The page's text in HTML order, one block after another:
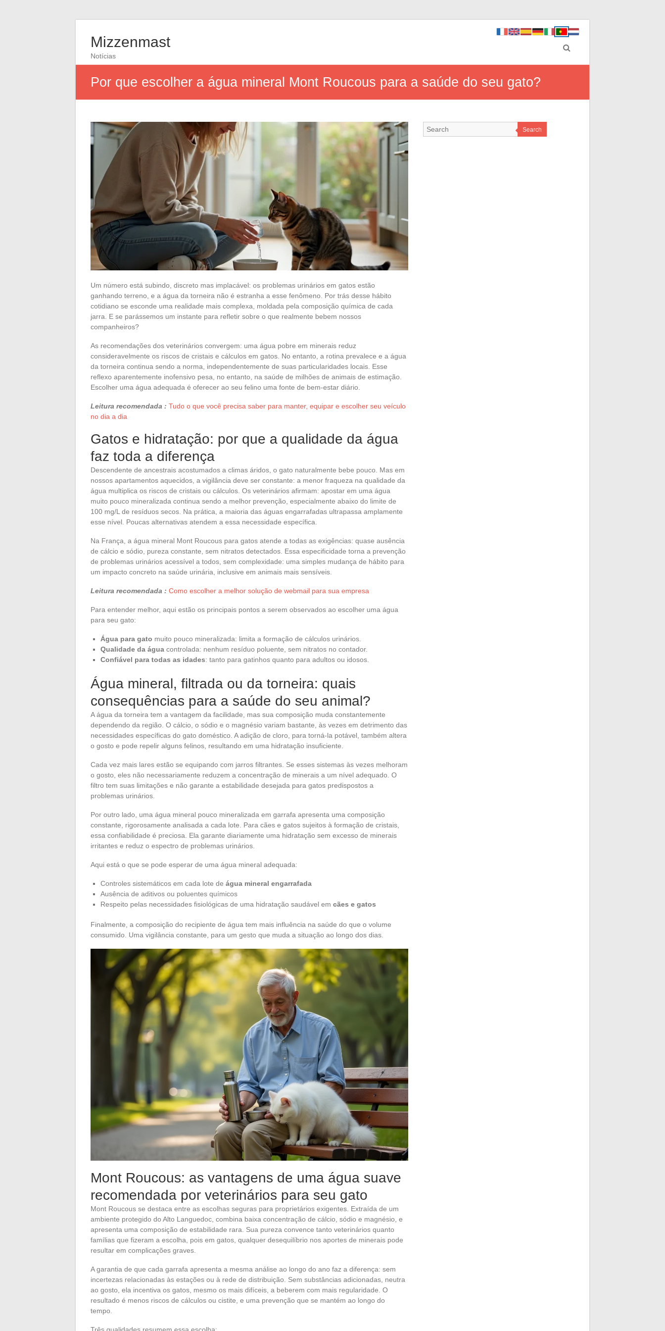
Mizzenmast
Notícias
Por que escolher a água mineral Mont Roucous para a saúde do seu gato?
Um número está subindo, discreto mas implacável: os problemas urinários em gatos estão
ganhando terreno, e a água da torneira não é estranha a esse fenômeno. Por trás desse hábito
cotidiano se esconde uma realidade mais complexa, moldada pela composição química de cada
jarra. E se parássemos um instante para refletir sobre o que realmente bebem nossos
companheiros?
As recomendações dos veterinários convergem: uma água pobre em minerais reduz
consideravelmente os riscos de cristais e cálculos em gatos. No entanto, a rotina prevalece e a água
da torneira continua sendo a norma, independentemente de suas particularidades locais. Esse
reflexo aparentemente inofensivo pesa, no entanto, na saúde de milhões de animais de estimação.
Escolher uma água adequada é oferecer ao seu felino uma fonte de bem-estar diário.
Leitura recomendada : Tudo o que você precisa saber para manter, equipar e escolher seu veículo
no dia a dia
Gatos e hidratação: por que a qualidade da água
faz toda a diferença
Descendente de ancestrais acostumados a climas áridos, o gato naturalmente bebe pouco. Mas em
nossos apartamentos aquecidos, a vigilância deve ser constante: a menor fraqueza na qualidade da
água multiplica os riscos de cristais ou cálculos. Os veterinários afirmam: apostar em uma água
muito pouco mineralizada continua sendo a melhor prevenção, especialmente abaixo do limite de
100 mg/L de resíduos secos. Na prática, a maioria das águas engarrafadas ultrapassa amplamente
esse nível. Poucas alternativas atendem a essa necessidade específica.
Na França, a água mineral Mont Roucous para gatos atende a todas as exigências: quase ausência
de cálcio e sódio, pureza constante, sem nitratos detectados. Essa especificidade torna a prevenção
de problemas urinários acessível a todos, sem complexidade: uma simples mudança de hábito para
um impacto concreto na saúde urinária, inclusive em animais mais sensíveis.
Leitura recomendada : Como escolher a melhor solução de webmail para sua empresa
Para entender melhor, aqui estão os principais pontos a serem observados ao escolher uma água
para seu gato:
Água para gato muito pouco mineralizada: limita a formação de cálculos urinários.
Qualidade da água controlada: nenhum resíduo poluente, sem nitratos no contador.
Confiável para todas as idades: tanto para gatinhos quanto para adultos ou idosos.
Água mineral, filtrada ou da torneira: quais
consequências para a saúde do seu animal?
A água da torneira tem a vantagem da facilidade, mas sua composição muda constantemente
dependendo da região. O cálcio, o sódio e o magnésio variam bastante, às vezes em detrimento das
necessidades específicas do gato doméstico. A adição de cloro, para torná-la potável, também altera
o gosto e pode repelir alguns felinos, resultando em uma hidratação insuficiente.
Cada vez mais lares estão se equipando com jarros filtrantes. Se esses sistemas às vezes melhoram
o gosto, eles não necessariamente reduzem a concentração de minerais a um nível adequado. O
filtro tem suas limitações e não garante a estabilidade desejada para gatos predispostos a
problemas urinários.
Por outro lado, uma água mineral pouco mineralizada em garrafa apresenta uma composição
constante, rigorosamente analisada a cada lote. Para cães e gatos sujeitos à formação de cristais,
essa confiabilidade é preciosa. Ela garante diariamente uma hidratação sem excesso de minerais
irritantes e reduz o espectro de problemas urinários.
Aqui está o que se pode esperar de uma água mineral adequada:
Controles sistemáticos em cada lote de água mineral engarrafada
Ausência de aditivos ou poluentes químicos
Respeito pelas necessidades fisiológicas de uma hidratação saudável em cães e gatos
Finalmente, a composição do recipiente de água tem mais influência na saúde do que o volume
consumido. Uma vigilância constante, para um gesto que muda a situação ao longo dos dias.
Mont Roucous: as vantagens de uma água suave
recomendada por veterinários para seu gato
Mont Roucous se destaca entre as escolhas seguras para proprietários exigentes. Extraída de um
ambiente protegido do Alto Languedoc, combina baixa concentração de cálcio, sódio e magnésio, e
apresenta uma composição de estabilidade rara. Sua pureza convence tanto veterinários quanto
famílias que fizeram a escolha, pois em gatos, qualquer desequilíbrio nos aportes de minerais pode
resultar em complicações graves.
A garantia de que cada garrafa apresenta a mesma análise ao longo do ano faz a diferença: sem
incertezas relacionadas às estações ou à rede de distribuição. Sem substâncias adicionadas, neutra
ao gosto, ela incentiva os gatos, mesmo os mais difíceis, a beberem com mais regularidade. O
resultado é menos riscos de cálculos ou cistite, e uma prevenção que se mantém ao longo do
tempo.
Search